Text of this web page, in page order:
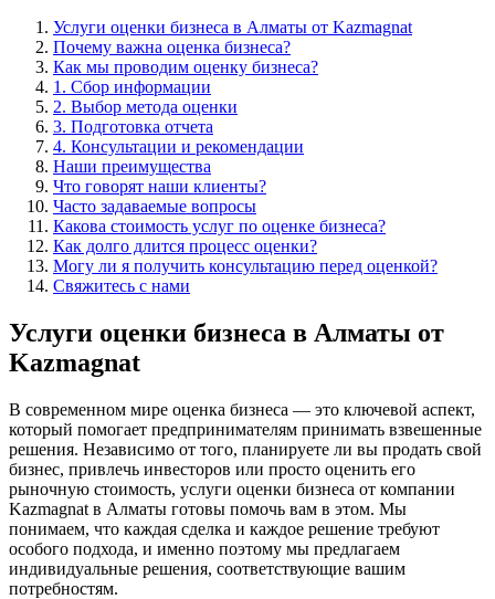
Услуги оценки бизнеса в Алматы от Kazmagnat
Почему важна оценка бизнеса?
Как мы проводим оценку бизнеса?
1. Сбор информации
2. Выбор метода оценки
3. Подготовка отчета
4. Консультации и рекомендации
Наши преимущества
Что говорят наши клиенты?
Часто задаваемые вопросы
Какова стоимость услуг по оценке бизнеса?
Как долго длится процесс оценки?
Могу ли я получить консультацию перед оценкой?
Свяжитесь с нами
Услуги оценки бизнеса в Алматы от
Kazmagnat
В современном мире оценка бизнеса — это ключевой аспект,
который помогает предпринимателям принимать взвешенные
решения. Независимо от того, планируете ли вы продать свой
бизнес, привлечь инвесторов или просто оценить его
рыночную стоимость, услуги оценки бизнеса от компании
Kazmagnat в Алматы готовы помочь вам в этом. Мы
понимаем, что каждая сделка и каждое решение требуют
особого подхода, и именно поэтому мы предлагаем
индивидуальные решения, соответствующие вашим
потребностям.